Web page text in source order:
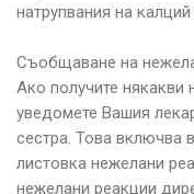
натрупвания на
Съобщаване на
Ако получите някакви
уведомете Вашия
сестра. Това включва
листовка нежелани
нежелани реакции